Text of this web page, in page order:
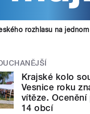
rozhlasu na
Krajské kolo
Vesnice roku
vítěze. Ocenění
14 obcí